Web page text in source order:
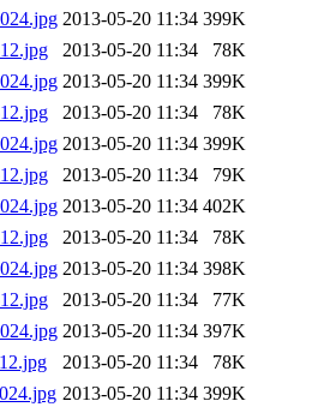
2013-05-20 11:34 399K
2013-05-20 11:34
78K
2013-05-20 11:34 399K
2013-05-20 11:34
78K
2013-05-20 11:34 399K
2013-05-20 11:34
79K
2013-05-20 11:34 402K
2013-05-20 11:34
78K
2013-05-20 11:34 398K
2013-05-20 11:34
77K
2013-05-20 11:34 397K
2013-05-20 11:34
78K
2013-05-20 11:34 399K